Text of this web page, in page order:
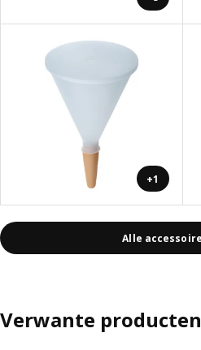
+1
Alle
Verwante producten